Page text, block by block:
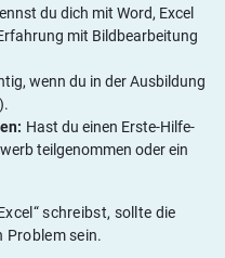
du dich mit Word, Excel
mit Bildbearbeitung
wenn du in der Ausbildung
Hast du einen Erste-Hilfe-
teilgenommen oder ein
schreibst, sollte die
Problem sein.